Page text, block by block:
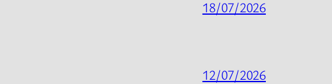
18/07/2026
12/07/2026